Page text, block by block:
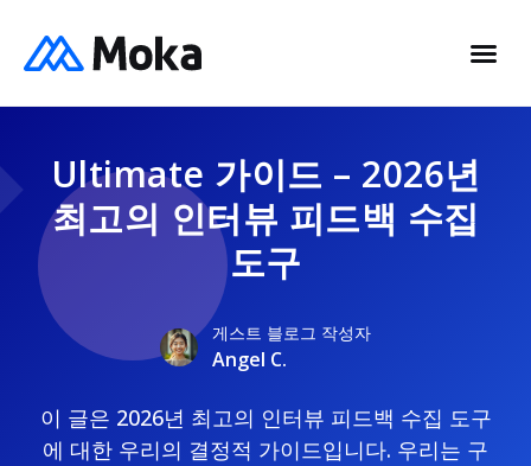
Ultimate 가이드 – 2026년
최고의 인터뷰 피드백 수집
도구
게스트 블로그 작성자
Angel C.
이 글은 2026년 최고의 인터뷰 피드백 수집 도구
에 대한 우리의 결정적 가이드입니다. 우리는 구